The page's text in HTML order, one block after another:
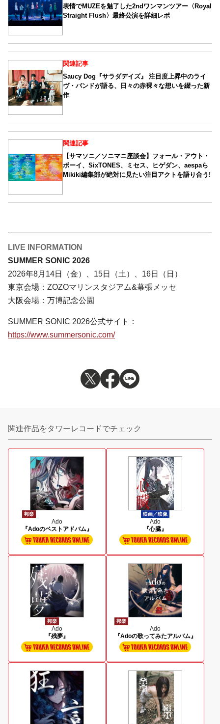
表情でMUZEを魅了した2ndワンマンツアー〈Royal
Straight Flush〉最終公演を詳細レポ
関連記事
Saucy Dog『サラダデイズ』 注目度上昇中のライ
ヴ・バンドが語る、日々の赤裸々な想いを綴った新
作
関連記事
【サマソニ／ソニマニ座談会】フォール・アウト・
ボーイ、SixTONES、ミセス、ヒゲダン、aespaら
Mikiki編集部が絶対に見たい注目アクトを語り合う!
LIVE INFORMATION
SUMMER SONIC 2026
2026年8⽉14日（⾦）、15⽇（⼟）、16日（⽇）
東京会場：ZOZOマリンスタジアム&幕張メッセ
⼤阪会場：万博記念公園
SUMMER SONIC 2026公式サイト：
https://www.summersonic.com/
関連作品をタワーレコードでチェック
邦楽
Ado
『Adoのベストアドバム』
映画／映像
Ado
『心臓』
邦楽
Ado
『残夢』
邦楽
Ado
『Adoの歌ってみたアルバム』